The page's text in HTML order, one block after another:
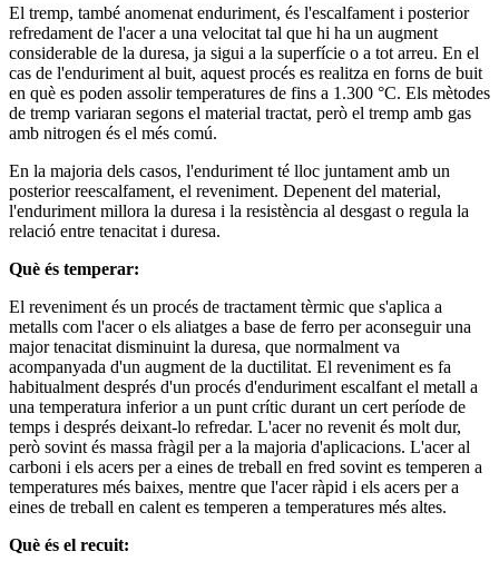
El tremp, també anomenat enduriment, és l'escalfament i posterior
refredament de l'acer a una velocitat tal que hi ha un augment
considerable de la duresa, ja sigui a la superfície o a tot arreu. En el
cas de l'enduriment al buit, aquest procés es realitza en forns de buit
en què es poden assolir temperatures de fins a 1.300 °C. Els mètodes
de tremp variaran segons el material tractat, però el tremp amb gas
amb nitrogen és el més comú.
En la majoria dels casos, l'enduriment té lloc juntament amb un
posterior reescalfament, el reveniment. Depenent del material,
l'enduriment millora la duresa i la resistència al desgast o regula la
relació entre tenacitat i duresa.
Què és temperar:
El reveniment és un procés de tractament tèrmic que s'aplica a
metalls com l'acer o els aliatges a base de ferro per aconseguir una
major tenacitat disminuint la duresa, que normalment va
acompanyada d'un augment de la ductilitat. El reveniment es fa
habitualment després d'un procés d'enduriment escalfant el metall a
una temperatura inferior a un punt crític durant un cert període de
temps i després deixant-lo refredar. L'acer no revenit és molt dur,
però sovint és massa fràgil per a la majoria d'aplicacions. L'acer al
carboni i els acers per a eines de treball en fred sovint es temperen a
temperatures més baixes, mentre que l'acer ràpid i els acers per a
eines de treball en calent es temperen a temperatures més altes.
Què és el recuit: